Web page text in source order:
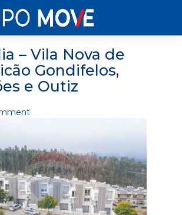
– Vila Nova de
Gondifelos,
e Outiz